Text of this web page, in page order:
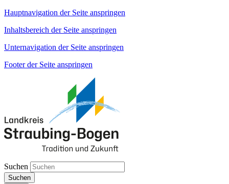
Hauptnavigation der Seite anspringen
Inhaltsbereich der Seite anspringen
Unternavigation der Seite anspringen
Footer der Seite anspringen
Suchen
Suchen